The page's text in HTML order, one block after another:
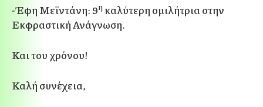
-Έφη Μεϊντάνη: 9η καλύτερη ομιλήτρια στην
Εκφραστική Ανάγνωση.
Και του χρόνου!
Καλή συνέχεια,